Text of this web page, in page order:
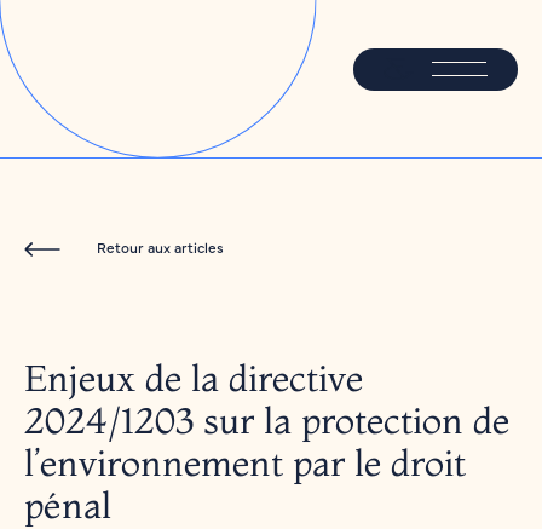
Retour aux articles
Enjeux de la directive
2024/1203 sur la protection de
l’environnement par le droit
pénal